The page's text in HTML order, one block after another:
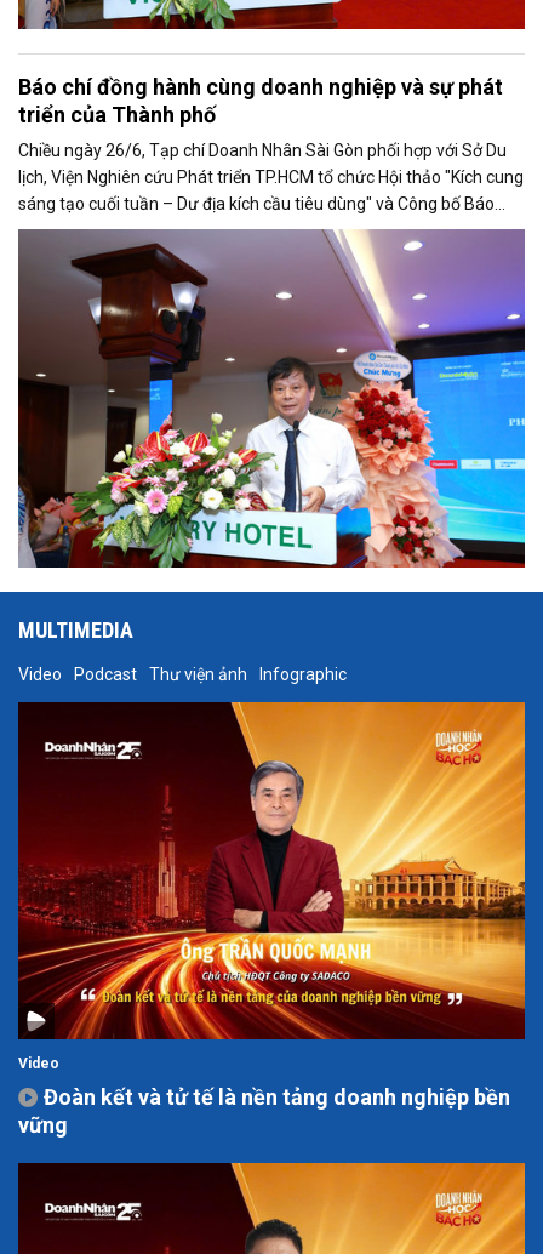
Báo chí đồng hành cùng doanh nghiệp và sự phát
triển của Thành phố
Chiều ngày 26/6, Tạp chí Doanh Nhân Sài Gòn phối hợp với Sở Du
lịch, Viện Nghiên cứu Phát triển TP.HCM tổ chức Hội thảo "Kích cung
sáng tạo cuối tuần – Dư địa kích cầu tiêu dùng" và Công bố Báo
cáo năng lực phát triển doanh nghiệp TP.HCM năm 2025. Trân
trọng giới thiệu phát biểu của ông Trần Trọng Dũng - Phó Chủ tịch
Hội Nhà báo Việt Nam tại Hội thảo.
MULTIMEDIA
Video Podcast Thư viện ảnh Infographic
Video
Đoàn kết và tử tế là nền tảng doanh nghiệp bền
vững